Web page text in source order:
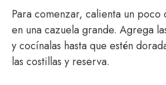
Para comenzar, calienta un
en una cazuela grande. Agrega
y cocínalas hasta que estén
las costillas y reserva.